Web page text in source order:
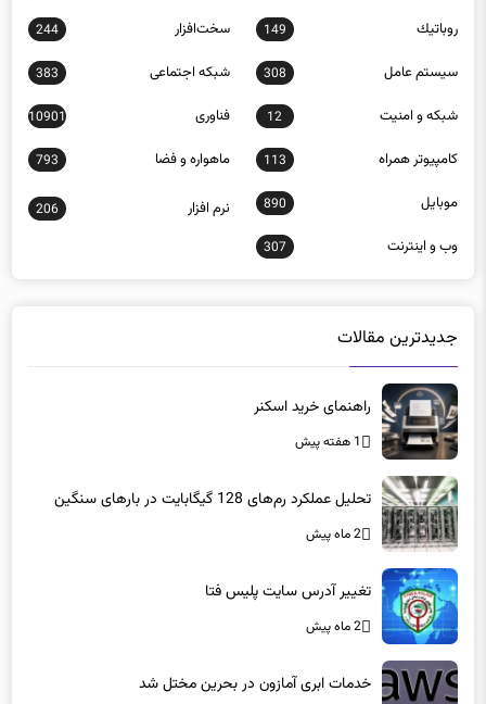
روباتيك 149 سخت‌افزار 244
سيستم عامل 308 شبكه اجتماعی 383
شبكه و امنيت 12 فناوری 10901
كامپيوتر همراه 113 ماهواره و فضا 793
موبايل 890 نرم افزار 206
وب و اينترنت 307
جدیدترین مقالات
راهنمای خرید اسکنر
1 هفته پیش
تحلیل عملکرد رم‌های 128 گیگابایت در بارهای سنگین
2 ماه پیش
تغییر آدرس سایت پلیس فتا
2 ماه پیش
خدمات ابری آمازون در بحرین مختل شد